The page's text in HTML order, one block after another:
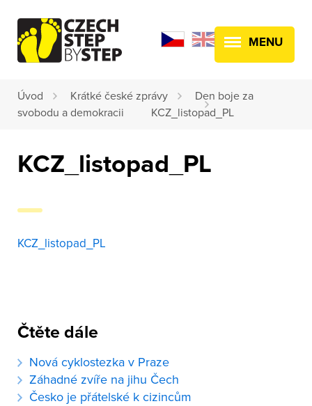
MENU
Úvod Krátké české zprávy
Den boje za
svobodu a demokracii
KCZ_listopad_PL
KCZ_listopad_PL
KCZ_listopad_PL
Čtěte dále
Nová cyklostezka v Praze
Záhadné zvíře na jihu Čech
Česko je přátelské k cizincům